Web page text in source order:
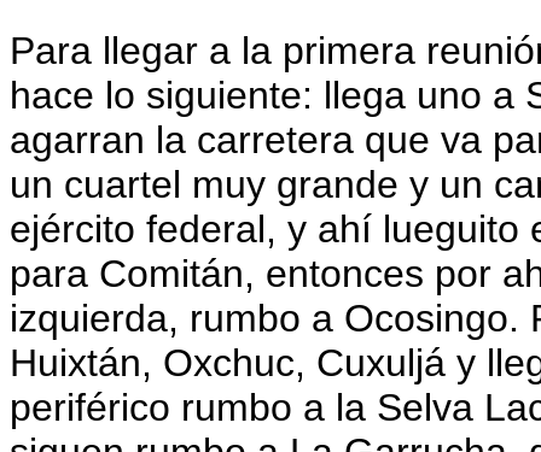
Para llegar a la primera
hace lo siguiente: llega uno a
agarran la carretera que va
un cuartel muy grande y un
ejército federal, y ahí lueguito
para Comitán, entonces por
izquierda, rumbo a
Huixtán, Oxchuc, Cuxuljá y
periférico rumbo a la Selva